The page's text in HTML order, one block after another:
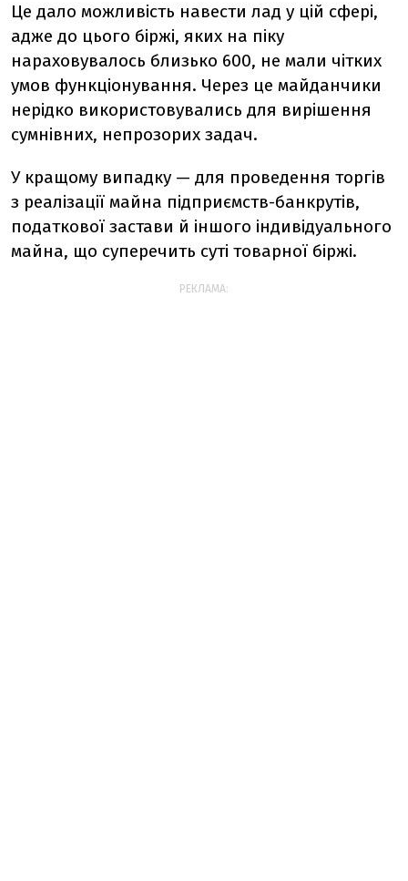
Це дало можливість навести лад у цій сфері,
адже до цього біржі, яких на піку
нараховувалось близько 600, не мали чітких
умов функціонування. Через це майданчики
нерідко використовувались для вирішення
сумнівних, непрозорих задач.
У кращому випадку — для проведення торгів
з реалізації майна підприємств-банкрутів,
податкової застави й іншого індивідуального
майна, що суперечить суті товарної біржі.
РЕКЛАМА: